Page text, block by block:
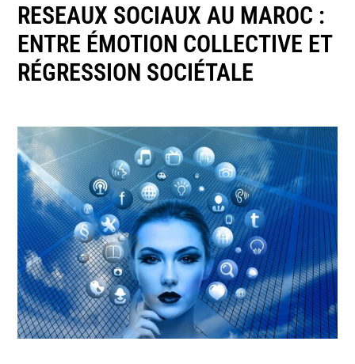
RESEAUX SOCIAUX AU MAROC :
ENTRE ÉMOTION COLLECTIVE ET
RÉGRESSION SOCIÉTALE